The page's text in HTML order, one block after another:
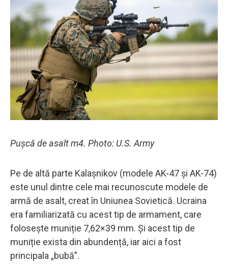
Pușcă de asalt m4. Photo: U.S. Army
Pe de altă parte Kalașnikov (modele AK-47 și AK-74)
este unul dintre cele mai recunoscute modele de
armă de asalt, creat în Uniunea Sovietică. Ucraina
era familiarizată cu acest tip de armament, care
folosește muniție 7,62×39 mm. Și acest tip de
muniție exista din abundență, iar aici a fost
principala „bubă”.